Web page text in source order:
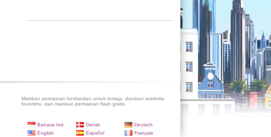
Mainkan permainan berdandan untuk remaja, dandani selebritis
favoritmu, dan mainkan permainan flash gratis.
Bahasa Ind. Dansk
Deutsch
English
Español Français